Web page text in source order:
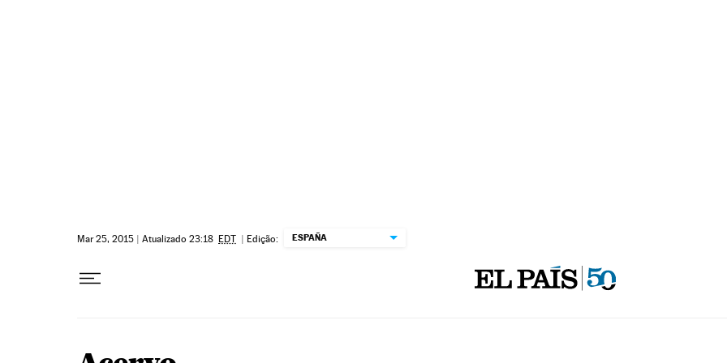
Mar 25, 2015 | Atualizado 23:18 EDT | Edição: ESPAÑA